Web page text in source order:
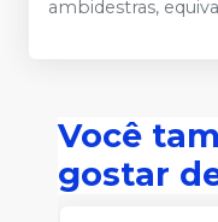
ambidestras,
Você
gostar